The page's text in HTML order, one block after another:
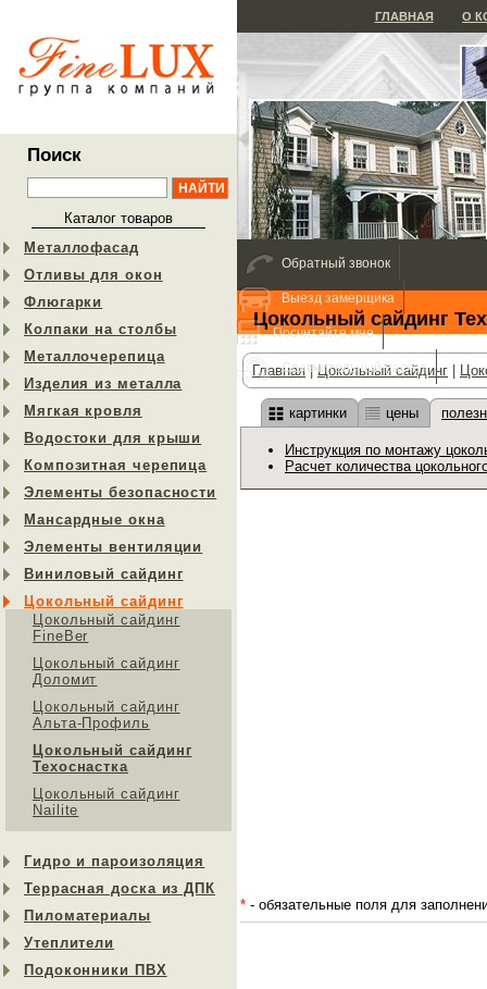
Поиск
Каталог товаров
Металлофасад
Отливы для окон
Флюгарки
Колпаки на столбы
Металлочерепица
Изделия из металла
Мягкая кровля
Водостоки для крыши
Композитная черепица
Элементы безопасности
Мансардные окна
Элементы вентиляции
Виниловый сайдинг
Цокольный сайдинг
Цокольный сайдинг
FineBer
Цокольный сайдинг
Доломит
Цокольный сайдинг
Альта-Профиль
Цокольный сайдинг
Техоснастка
Цокольный сайдинг
Nailite
Гидро и пароизоляция
Террасная доска из ДПК
Пиломатериалы
Утеплители
Подоконники ПВХ
ГЛАВНАЯ О
Цокольный сайдинг
Главная|Цокольный сайдинг
картинки цены
Инструкция по монтажу
Расчет количества
* - обязательные поля для
Обратный звонок
Выезд замерщика
Посчитайте мне
Сравнительный расчет